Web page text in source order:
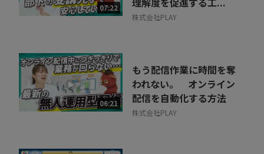
07:22
株式会社PLAY
06:21
もう配信作業に時間を奪
われない。 オンライン
配信を自動化する方法
株式会社PLAY